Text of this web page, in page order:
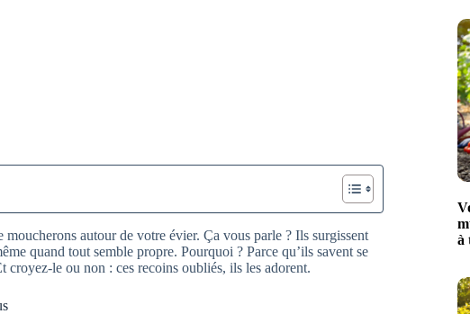
autour de votre évier. Ça vous parle ? Ils surgissent
quand tout semble propre. Pourquoi ? Parce qu’ils savent se
croyez-le ou non : ces recoins oubliés, ils les adorent.
à